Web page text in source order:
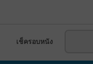
เช็ครอบหนัง